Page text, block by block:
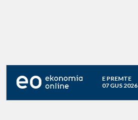
E PREMTE
07 GUS 2026